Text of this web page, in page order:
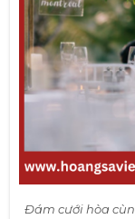
Trên đây là 2
recommend
Phú Quốcrồi thì
lần nhỉ?
✅ Novotel
Novotel - Resort
Trường tráng lệ,